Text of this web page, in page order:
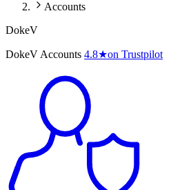
Accounts
DokeV
DokeV Accounts 4.8★on Trustpilot